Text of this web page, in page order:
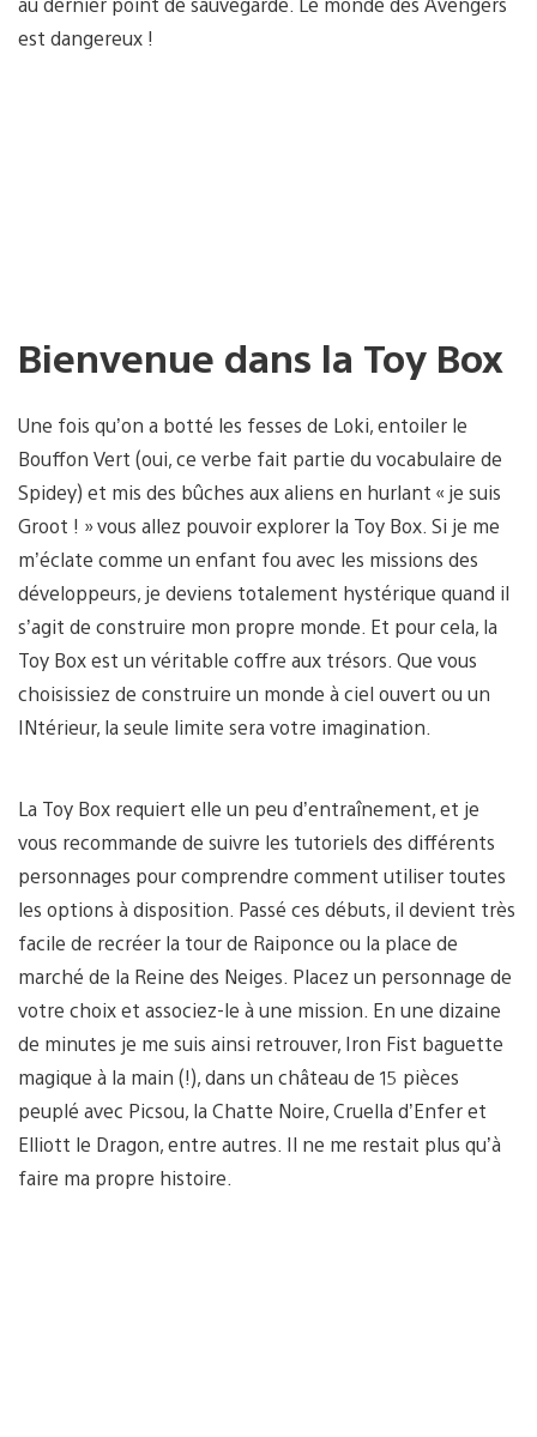
est dangereux !
Bienvenue dans la Toy Box
Une fois qu’on a botté les fesses de Loki, entoiler le
Bouffon Vert (oui, ce verbe fait partie du vocabulaire de
Spidey) et mis des bûches aux aliens en hurlant « je suis
Groot ! » vous allez pouvoir explorer la Toy Box. Si je me
m’éclate comme un enfant fou avec les missions des
développeurs, je deviens totalement hystérique quand il
s’agit de construire mon propre monde. Et pour cela, la
Toy Box est un véritable coffre aux trésors. Que vous
choisissiez de construire un monde à ciel ouvert ou un
INtérieur, la seule limite sera votre imagination.
La Toy Box requiert elle un peu d’entraînement, et je
vous recommande de suivre les tutoriels des différents
personnages pour comprendre comment utiliser toutes
les options à disposition. Passé ces débuts, il devient très
facile de recréer la tour de Raiponce ou la place de
marché de la Reine des Neiges. Placez un personnage de
votre choix et associez-le à une mission. En une dizaine
de minutes je me suis ainsi retrouver, Iron Fist baguette
magique à la main (!), dans un château de 15 pièces
peuplé avec Picsou, la Chatte Noire, Cruella d’Enfer et
Elliott le Dragon, entre autres. Il ne me restait plus qu’à
faire ma propre histoire.